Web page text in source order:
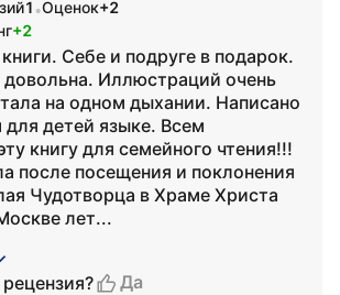
1 •Оценок+2
+2
Себе и подруге в подарок.
довольна. Иллюстраций очень
на одном дыхании. Написано
для детей языке. Всем
книгу для семейного чтения!!!
после посещения и поклонения
Чудотворца в Храме Христа
лет...
Да